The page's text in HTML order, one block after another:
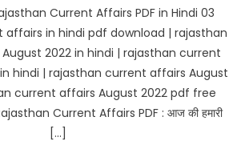
Current Affairs PDF in Hindi 03
affairs in hindi pdf download | rajasthan
2022 in hindi | rajasthan current
hindi | rajasthan current affairs August
current affairs August 2022 pdf free
Current Affairs PDF : आज की हमारी
[…]